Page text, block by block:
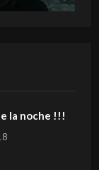
la noche !!!